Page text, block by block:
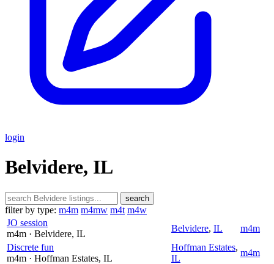
login
Belvidere, IL
search
filter by type: m4m m4mw m4t m4w
JO session
m4m · Belvidere, IL
Belvidere, IL
m4m
Discrete fun
m4m · Hoffman Estates, IL
Hoffman Estates,
IL
m4m